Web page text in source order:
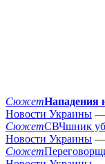
СюжетНападения
Новости Украины —
СюжетСВЧшник
Новости Украины —
Сюжет